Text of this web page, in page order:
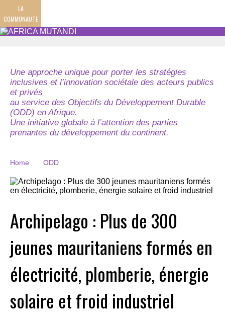
LA
COMMUNAUTE
Une approche unique pour porter les stratégies
inclusives et l’innovation sociétale des acteurs publics
et privés
au service des Objectifs du Développement Durable
(ODD) en Afrique.
Une initiative globale à l’attention des parties
prenantes du développement du continent.
Home ODD
Archipelago : Plus de 300
jeunes mauritaniens formés en
électricité, plomberie, énergie
solaire et froid industriel